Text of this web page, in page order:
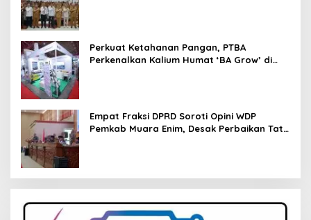
Perkuat Ketahanan Pangan, PTBA
Perkenalkan Kalium Humat ‘BA Grow’ di
Empat Fraksi DPRD Soroti Opini WDP
Pemkab Muara Enim, Desak Perbaikan Tata